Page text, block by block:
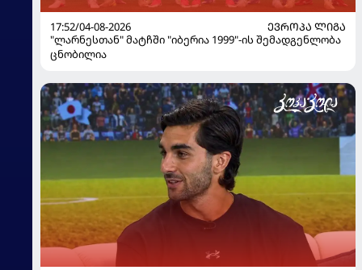
17:52/04-08-2026
ᲔᲕᲠᲝᲞᲐ ᲚᲘᲒᲐ
"ლარნესთან" მატჩში "იბერია 1999"-ის შემადგენლობა
ცნობილია